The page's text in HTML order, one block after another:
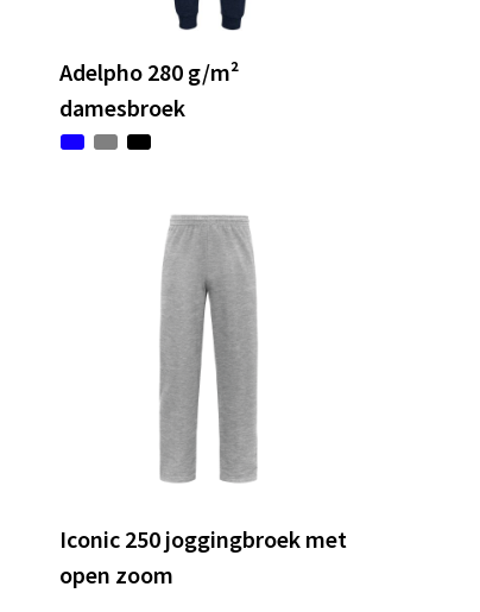
Adelpho 280 g/m²
damesbroek
Iconic 250 joggingbroek met
open zoom